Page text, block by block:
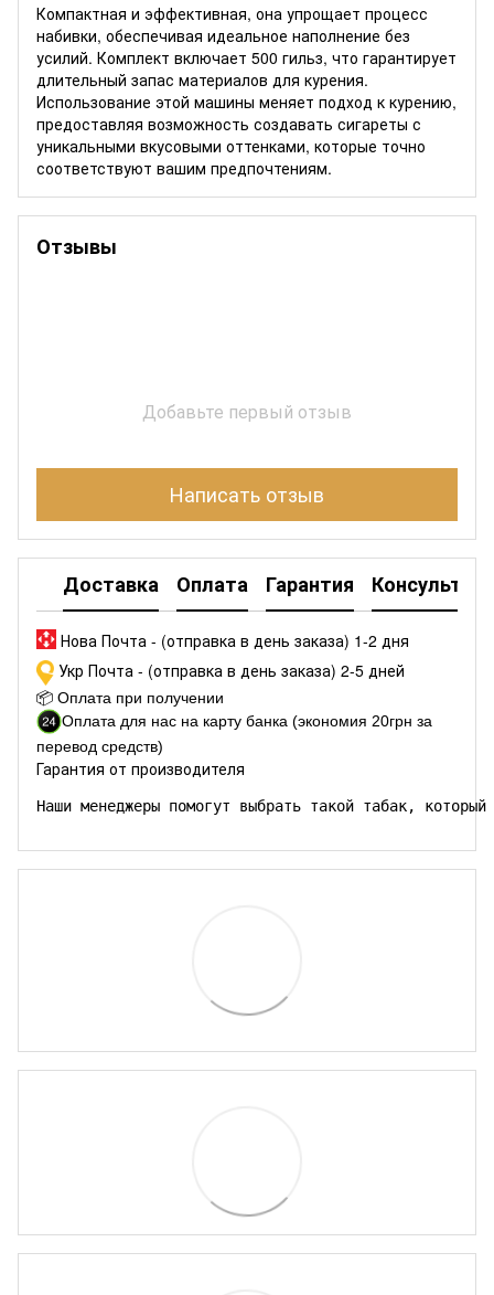
Компактная и эффективная, она упрощает процесс
набивки, обеспечивая идеальное наполнение без
усилий. Комплект включает 500 гильз, что гарантирует
длительный запас материалов для курения.
Использование этой машины меняет подход к курению,
предоставляя возможность создавать сигареты с
уникальными вкусовыми оттенками, которые точно
соответствуют вашим предпочтениям.
Отзывы
Добавьте первый отзыв
Написать отзыв
Доставка Оплата Гарантия
Нова Почта - (отправка в день заказа) 1-2 дня
Укр Почта - (отправка в день заказа) 2-5 дней
📦 Оплата при получении
Оплата для нас на карту банка (экономия 20грн за
перевод средств)
Гарантия от производителя
Наши менеджеры помогут выбрать такой табак,